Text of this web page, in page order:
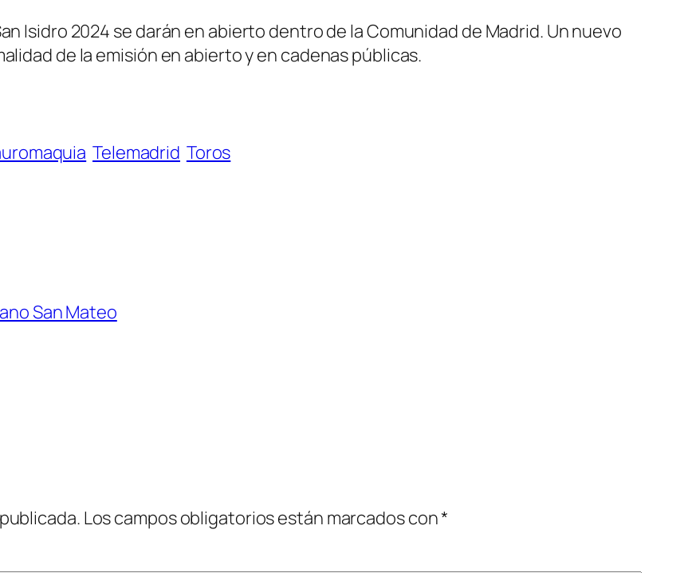
Isidro 2024 se darán en abierto dentro de la Comunidad de Madrid. Un nuevo
de la emisión en abierto y en cadenas públicas.
Telemadrid Toros
San Mateo
Los campos obligatorios están marcados con*